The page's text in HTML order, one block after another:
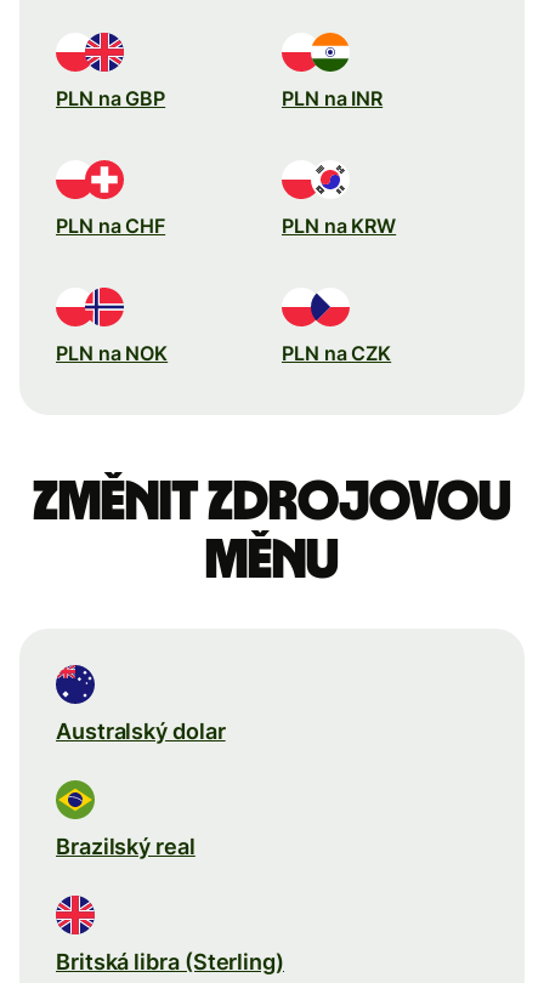
PLN na GBP PLN na INR
PLN na CHF PLN na KRW
PLN na NOK PLN na CZK
Změnit zdrojovou
měnu
Australský dolar
Brazilský real
Britská libra (Sterling)